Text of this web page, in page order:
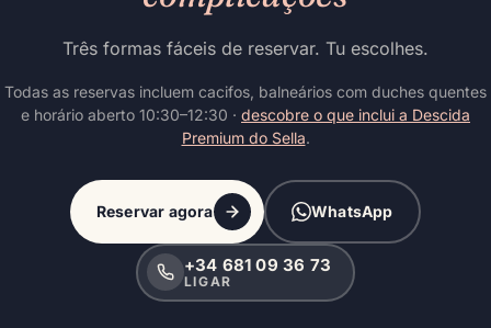
Três formas fáceis de reservar. Tu escolhes.
Todas as reservas incluem cacifos, balneários com duches quentes
e horário aberto 10:30–12:30 · descobre o que inclui a Descida
Premium do Sella.
Reservar agora WhatsApp
+34 681 09 36 73
LIGAR